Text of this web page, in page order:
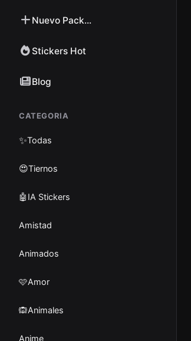
Nuevo Pack...
Stickers Hot
Blog
CATEGORIA
✨Todas
😍Tiernos
🤖IA Stickers
Amistad
Animados
🩷Amor
🙉Animales
Anime